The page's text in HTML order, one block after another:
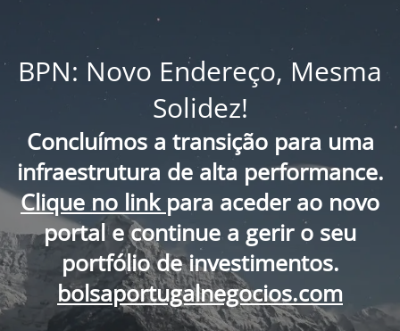
BPN: Novo Endereço, Mesma
Solidez!
Concluímos a transição para uma
infraestrutura de alta performance.
Clique no link para aceder ao novo
portal e continue a gerir o seu
portfólio de investimentos.
bolsaportugalnegocios.com